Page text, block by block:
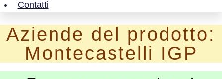
Contatti
Aziende del prodotto:
Montecastelli IGP